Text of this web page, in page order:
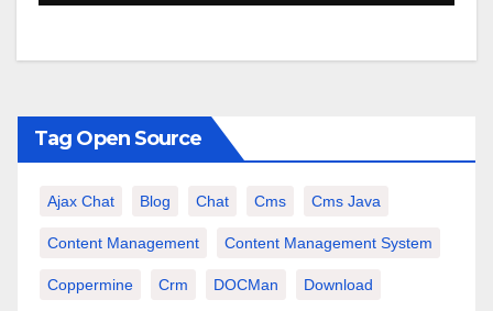
Tag Open Source
Ajax Chat Blog Chat Cms Cms Java
Content Management Content Management System
Coppermine Crm DOCMan Download